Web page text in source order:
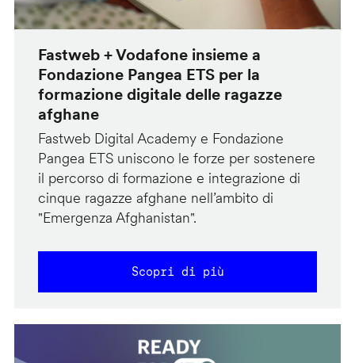
Fastweb + Vodafone insieme a
Fondazione Pangea ETS per la
formazione digitale delle ragazze
afghane
Fastweb Digital Academy e Fondazione
Pangea ETS uniscono le forze per sostenere
il percorso di formazione e integrazione di
cinque ragazze afghane nell’ambito di
"Emergenza Afghanistan".
Scopri di più